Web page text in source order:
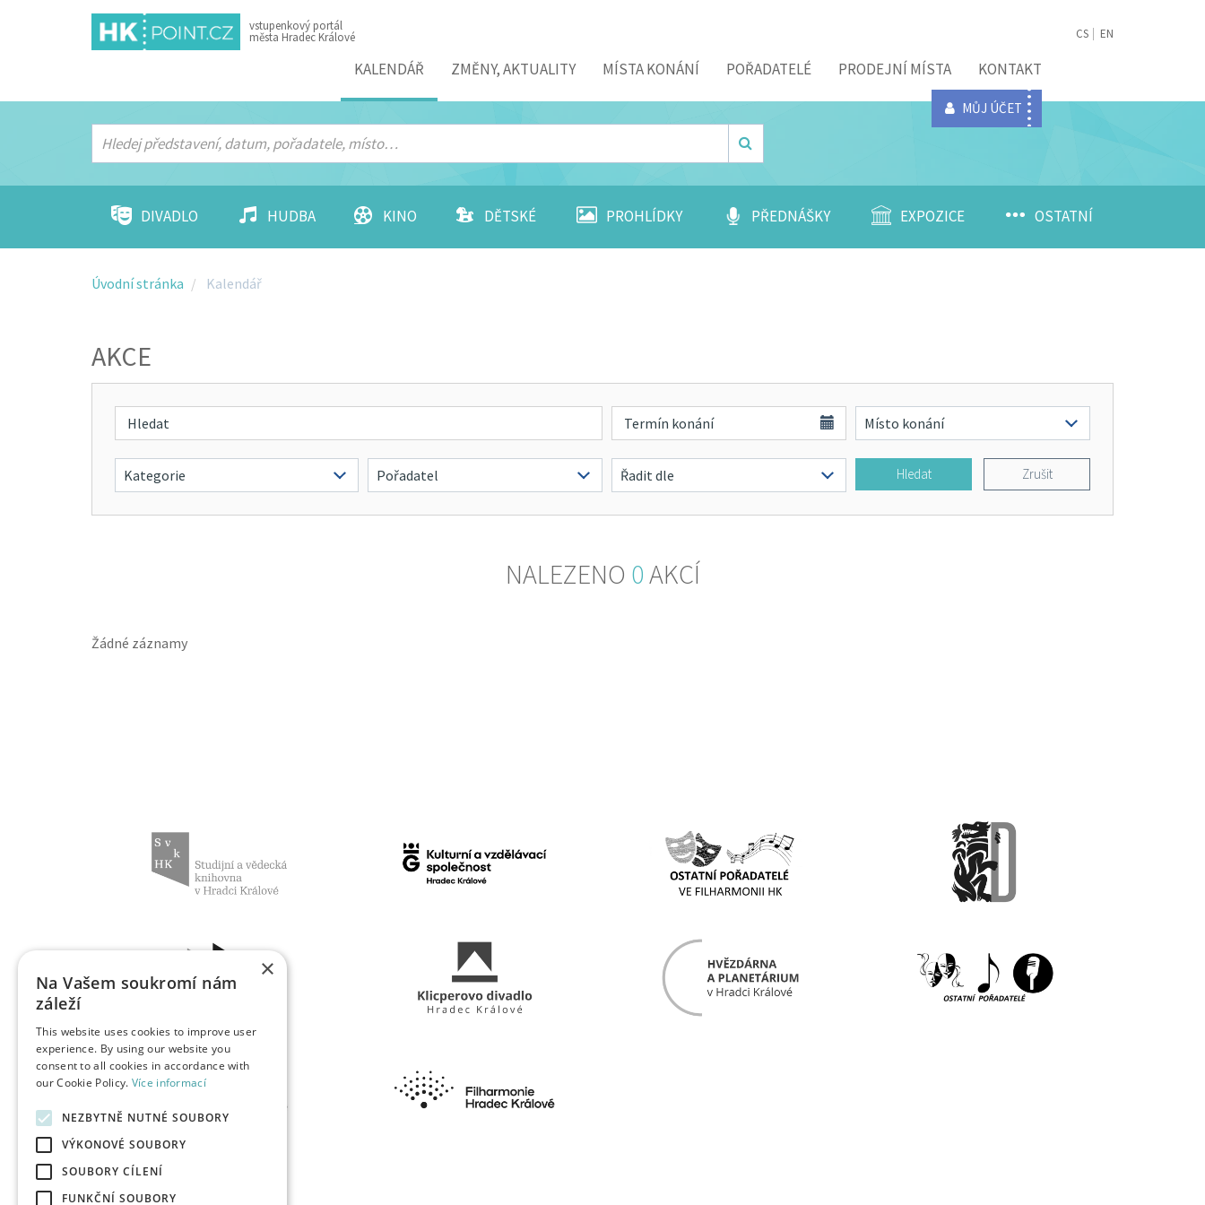
vstupenkový portál
města Hradec Králové
Menu
KALENDÁŘ ZMĚNY, AKTUALITY MÍSTA KONÁNÍ POŘADATELÉ PRODEJNÍ MÍSTA KONTAKT
MŮJ ÚČET
CS EN
DIVADLO HUDBA KINO DĚTSKÉ PROHLÍDKY PŘEDNÁŠKY EXPOZICE OSTATNÍ
Úvodní stránka Kalendář
AKCE
Hledat Zrušit
NALEZENO 0AKCÍ
Žádné záznamy
×
Na Vašem soukromí nám
záleží
This website uses cookies to improve user
experience. By using our website you
consent to all cookies in accordance with
our Cookie Policy. Více informací
NEZBYTNĚ NUTNÉ SOUBORY
VÝKONOVÉ SOUBORY
SOUBORY CÍLENÍ
FUNKČNÍ SOUBORY